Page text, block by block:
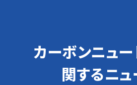
カーボンニュ
関するニュ